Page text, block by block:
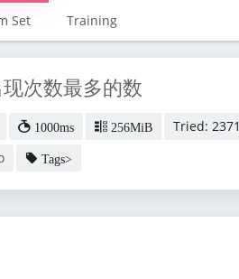
Set Training
次数最多的数
1000ms 256MiB Tried: 2371
Tags>